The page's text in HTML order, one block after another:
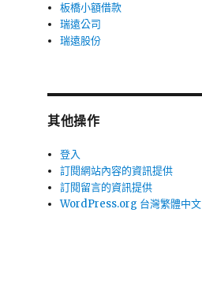
板橋小額借款
瑞遠公司
瑞遠股份
其他操作
登入
訂閱網站內容的資訊提供
訂閱留言的資訊提供
WordPress.org 台灣繁體中文